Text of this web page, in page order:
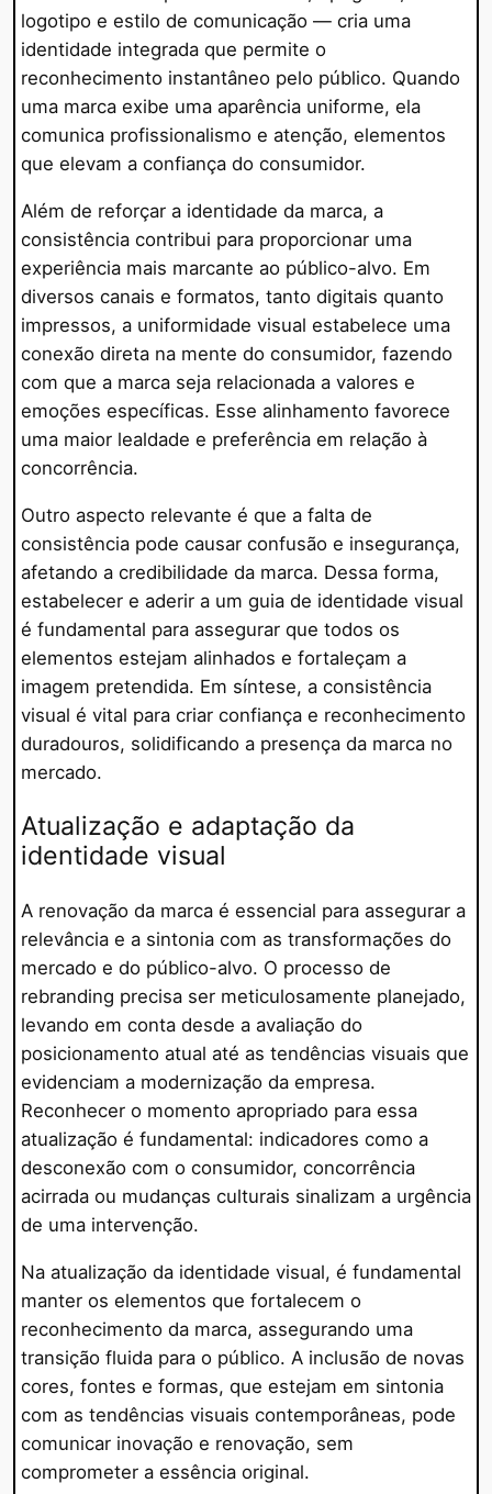
logotipo e estilo de comunicação — cria uma
identidade integrada que permite o
reconhecimento instantâneo pelo público. Quando
uma marca exibe uma aparência uniforme, ela
comunica profissionalismo e atenção, elementos
que elevam a confiança do consumidor.
Além de reforçar a identidade da marca, a
consistência contribui para proporcionar uma
experiência mais marcante ao público-alvo. Em
diversos canais e formatos, tanto digitais quanto
impressos, a uniformidade visual estabelece uma
conexão direta na mente do consumidor, fazendo
com que a marca seja relacionada a valores e
emoções específicas. Esse alinhamento favorece
uma maior lealdade e preferência em relação à
concorrência.
Outro aspecto relevante é que a falta de
consistência pode causar confusão e insegurança,
afetando a credibilidade da marca. Dessa forma,
estabelecer e aderir a um guia de identidade visual
é fundamental para assegurar que todos os
elementos estejam alinhados e fortaleçam a
imagem pretendida. Em síntese, a consistência
visual é vital para criar confiança e reconhecimento
duradouros, solidificando a presença da marca no
mercado.
Atualização e adaptação da
identidade visual
A renovação da marca é essencial para assegurar a
relevância e a sintonia com as transformações do
mercado e do público-alvo. O processo de
rebranding precisa ser meticulosamente planejado,
levando em conta desde a avaliação do
posicionamento atual até as tendências visuais que
evidenciam a modernização da empresa.
Reconhecer o momento apropriado para essa
atualização é fundamental: indicadores como a
desconexão com o consumidor, concorrência
acirrada ou mudanças culturais sinalizam a urgência
de uma intervenção.
Na atualização da identidade visual, é fundamental
manter os elementos que fortalecem o
reconhecimento da marca, assegurando uma
transição fluida para o público. A inclusão de novas
cores, fontes e formas, que estejam em sintonia
com as tendências visuais contemporâneas, pode
comunicar inovação e renovação, sem
comprometer a essência original.